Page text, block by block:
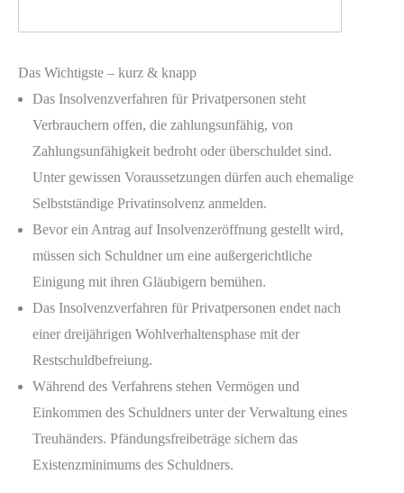
Das Wichtigste – kurz & knapp
Das Insolvenzverfahren für Privatpersonen steht
Verbrauchern offen, die zahlungsunfähig, von
Zahlungsunfähigkeit bedroht oder überschuldet sind.
Unter gewissen Voraussetzungen dürfen auch ehemalige
Selbstständige Privatinsolvenz anmelden.
Bevor ein Antrag auf Insolvenzeröffnung gestellt wird,
müssen sich Schuldner um eine außergerichtliche
Einigung mit ihren Gläubigern bemühen.
Das Insolvenzverfahren für Privatpersonen endet nach
einer dreijährigen Wohlverhaltensphase mit der
Restschuldbefreiung.
Während des Verfahrens stehen Vermögen und
Einkommen des Schuldners unter der Verwaltung eines
Treuhänders. Pfändungsfreibeträge sichern das
Existenzminimums des Schuldners.